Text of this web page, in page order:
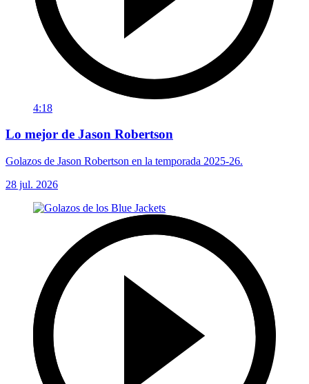
4:18
Lo mejor de Jason Robertson
Golazos de Jason Robertson en la temporada 2025-26.
28 jul. 2026